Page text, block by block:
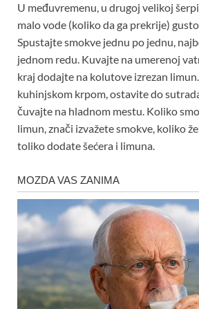
U međuvremenu, u drugoj velikoj
malo vode (koliko da ga prekrije)
Spustajte smokve jednu po jednu,
jednom redu. Kuvajte na umerenoj
kraj dodajte na kolutove izrezan
kuhinjskom krpom, ostavite do
čuvajte na hladnom mestu. Koliko
limun, znači izvažete smokve, koliko
toliko dodate šećera i limuna.